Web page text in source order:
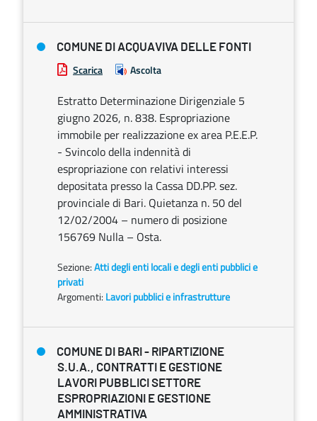
COMUNE DI ACQUAVIVA DELLE FONTI
Scarica Ascolta
Estratto Determinazione Dirigenziale 5
giugno 2026, n. 838. Espropriazione
immobile per realizzazione ex area P.E.E.P.
- Svincolo della indennità di
espropriazione con relativi interessi
depositata presso la Cassa DD.PP. sez.
provinciale di Bari. Quietanza n. 50 del
12/02/2004 – numero di posizione
156769 Nulla – Osta.
Sezione:Atti degli enti locali e degli enti pubblici e
privati
Argomenti: Lavori pubblici e infrastrutture
COMUNE DI BARI - RIPARTIZIONE
S.U.A., CONTRATTI E GESTIONE
LAVORI PUBBLICI SETTORE
ESPROPRIAZIONI E GESTIONE
AMMINISTRATIVA